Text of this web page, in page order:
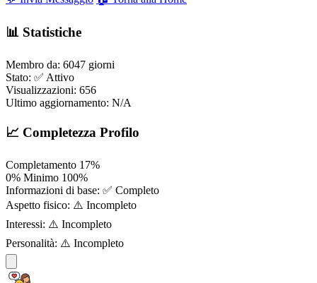
📊 Statistiche
Membro da: 6047 giorni
Stato: ✅ Attivo
Visualizzazioni: 656
Ultimo aggiornamento: N/A
📈 Completezza Profilo
Completamento 17%
0% Minimo 100%
Informazioni di base: ✅ Completo
Aspetto fisico: ⚠️ Incompleto
Interessi: ⚠️ Incompleto
Personalità: ⚠️ Incompleto